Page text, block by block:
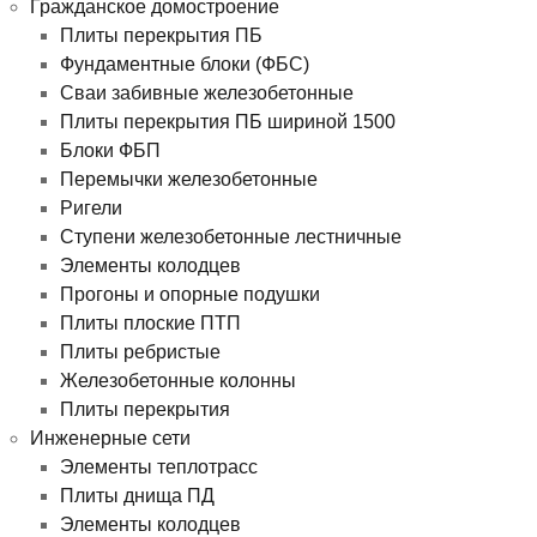
Гражданское домостроение
Плиты перекрытия ПБ
Фундаментные блоки (ФБС)
Сваи забивные железобетонные
Плиты перекрытия ПБ шириной 1500
Блоки ФБП
Перемычки железобетонные
Ригели
Ступени железобетонные лестничные
Элементы колодцев
Прогоны и опорные подушки
Плиты плоские ПТП
Плиты ребристые
Железобетонные колонны
Плиты перекрытия
Инженерные сети
Элементы теплотрасс
Плиты днища ПД
Элементы колодцев